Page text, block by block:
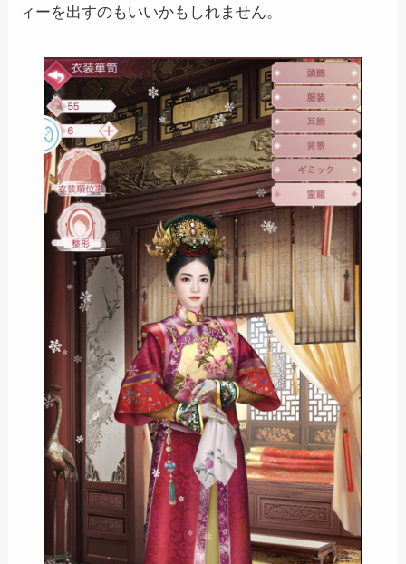
ィーを出すのもいいかもしれません。